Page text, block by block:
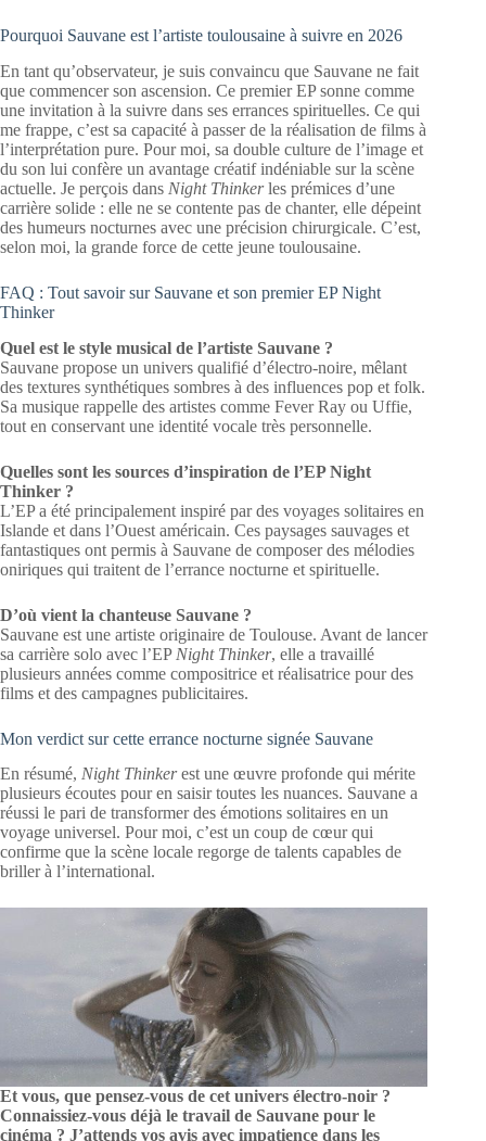
Pourquoi Sauvane est l’artiste toulousaine à suivre en 2026
En tant qu’observateur, je suis convaincu que Sauvane ne fait
que commencer son ascension. Ce premier EP sonne comme
une invitation à la suivre dans ses errances spirituelles. Ce qui
me frappe, c’est sa capacité à passer de la réalisation de films à
l’interprétation pure. Pour moi, sa double culture de l’image et
du son lui confère un avantage créatif indéniable sur la scène
actuelle. Je perçois dans Night Thinkerles prémices d’une
carrière solide : elle ne se contente pas de chanter, elle dépeint
des humeurs nocturnes avec une précision chirurgicale. C’est,
selon moi, la grande force de cette jeune toulousaine.
FAQ : Tout savoir sur Sauvane et son premier EP Night
Thinker
Quel est le style musical de l’artiste Sauvane ?
Sauvane propose un univers qualifié d’électro-noire, mêlant
des textures synthétiques sombres à des influences pop et folk.
Sa musique rappelle des artistes comme Fever Ray ou Uffie,
tout en conservant une identité vocale très personnelle.
Quelles sont les sources d’inspiration de l’EP Night
Thinker ?
L’EP a été principalement inspiré par des voyages solitaires en
Islande et dans l’Ouest américain. Ces paysages sauvages et
fantastiques ont permis à Sauvane de composer des mélodies
oniriques qui traitent de l’errance nocturne et spirituelle.
D’où vient la chanteuse Sauvane ?
Sauvane est une artiste originaire de Toulouse. Avant de lancer
sa carrière solo avec l’EP Night Thinker, elle a travaillé
plusieurs années comme compositrice et réalisatrice pour des
films et des campagnes publicitaires.
Mon verdict sur cette errance nocturne signée Sauvane
En résumé, Night Thinkerest une œuvre profonde qui mérite
plusieurs écoutes pour en saisir toutes les nuances. Sauvane a
réussi le pari de transformer des émotions solitaires en un
voyage universel. Pour moi, c’est un coup de cœur qui
confirme que la scène locale regorge de talents capables de
briller à l’international.
Et vous, que pensez-vous de cet univers électro-noir ?
Connaissiez-vous déjà le travail de Sauvane pour le
cinéma ? J’attends vos avis avec impatience dans les